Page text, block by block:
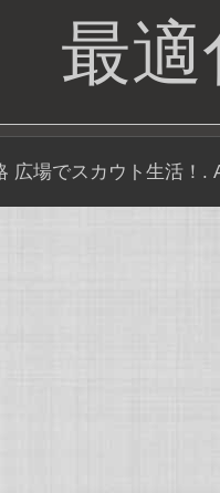
最
場でスカウト生活！ .